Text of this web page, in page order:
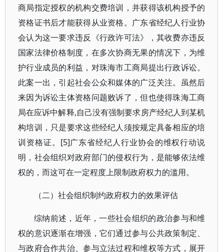
商局指定授权的机构交费培训，并获得该机构授予的
资格证书后才能获得从业资格。广东省经纪人行业协
会认为这一要求违反《行政许可法》，其收费亦违反
国家法律价格制度，在多次协商无果的情况下，为维
护行业成员的利益，对珠海市工商局提出行政诉讼。
此案一出，引起社会公众和媒体的广泛关注。虽然后
来因为诉讼主体资格问题败诉了，但也使得珠海工商
局在应诉中解释,自己没有强制要求房产经纪人到某机
构培训，只是要求这些经纪人须按规定具备相应的培
训资格证。[5]广东省经纪人行业协会的维权行动说
明，社会组织对政府部门的侵权行为，是能够依法维
权的，而这可在一定程度上限制政府权力的滥用。
（二）社会组织制约政府权力的效果评估
综纳前述，近年，一些社会组织的政治参与和维
权的意识逐渐在增强，它们通过参与公共政策制定、
与政府合作共治、参与立法过程和维权等方式，展开